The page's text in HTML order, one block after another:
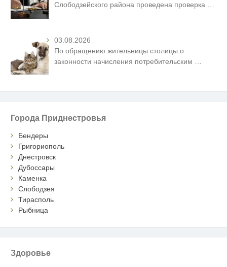
Слободзейского района проведена проверка …
03.08.2026
По обращению жительницы столицы о
законности начисления потребительским
Города Приднестровья
Бендеры
Григориополь
Днестровск
Дубоссары
Каменка
Слободзея
Тирасполь
Рыбница
Здоровье